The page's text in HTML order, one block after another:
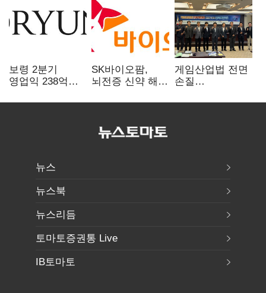
보령 2분기
영업익 238억…
SK바이오팜,
뇌전증 신약 해외
차세대 신약 개발
게임산업법 전면
손질
규제 걷고
뉴스
뉴스북
뉴스리듬
토마토증권통 Live
IB토마토